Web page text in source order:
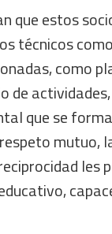
que estos
técnicos
como
de
que se
mutuo,
les